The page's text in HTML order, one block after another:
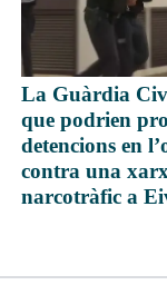
La Guàrdia
que podrien
detencions en
contra una
narcotràfic a